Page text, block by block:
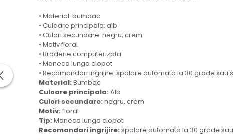
• Material: bumbac
• Culoare principala: alb
• Culori secundare: negru, crem
• Motiv floral
• Broderie computerizata
• Maneca lunga clopot
• Recomandari ingrijire: spalare automata la 30 grade sau
Material: Bumbac
Culoare principala: Alb
Culori secundare: negru, crem
Motiv: floral
Tip: Maneca lunga clopot
Recomandari ingrijire: spalare automata la 30 grade